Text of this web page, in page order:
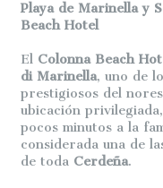
Playa de Marinella y
Beach Hotel
El Colonna Beach
di Marinella, uno de
prestigiosos del
ubicación
pocos minutos a la
considerada una de
de toda Cerdeña.